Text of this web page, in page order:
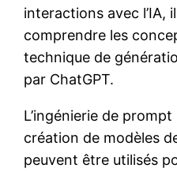
interactions avec l’IA,
comprendre les
technique de
par ChatGPT.
L’ingénierie de
création de modèles
peuvent être utilisés